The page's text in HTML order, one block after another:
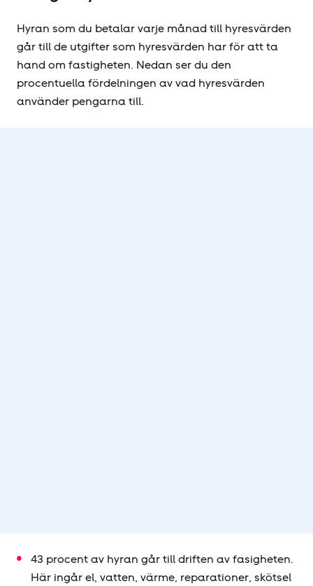
Hyran som du betalar varje månad till hyresvärden
går till de utgifter som hyresvärden har för att ta
hand om fastigheten. Nedan ser du den
procentuella fördelningen av vad hyresvärden
använder pengarna till.
43 procent av hyran går till driften av fasigheten.
Här ingår el, vatten, värme, reparationer, skötsel